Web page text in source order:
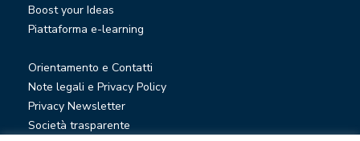
Boost your Ideas
Piattaforma e-learning
Orientamento e Contatti
Note legali e Privacy Policy
Privacy Newsletter
Società trasparente